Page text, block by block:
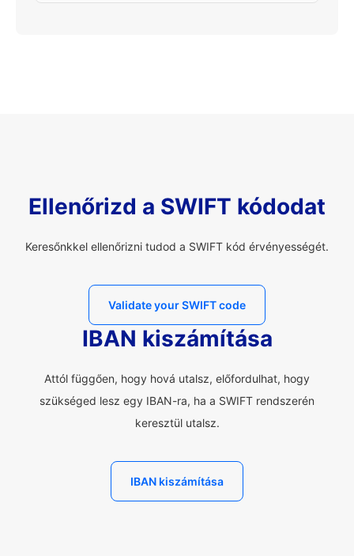
Ellenőrizd a SWIFT kódodat
Keresőnkkel ellenőrizni tudod a SWIFT kód érvényességét.
Validate your SWIFT code
IBAN kiszámítása
Attól függően, hogy hová utalsz, előfordulhat, hogy
szükséged lesz egy IBAN-ra, ha a SWIFT rendszerén
keresztül utalsz.
IBAN kiszámítása